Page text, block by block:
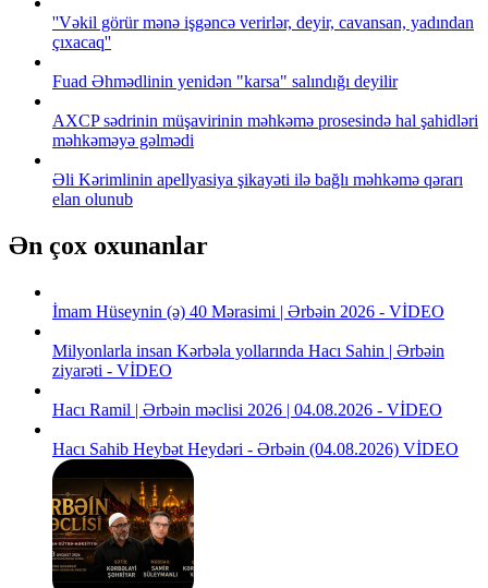
''Vəkil görür mənə işgəncə verirlər, deyir, cavansan, yadından
çıxacaq''
Fuad Əhmədlinin yenidən "karsa" salındığı deyilir
AXCP sədrinin müşavirinin məhkəmə prosesində hal şahidləri
məhkəməyə gəlmədi
Əli Kərimlinin apellyasiya şikayəti ilə bağlı məhkəmə qərarı
elan olunub
Ən çox oxunanlar
İmam Hüseynin (ə) 40 Mərasimi | Ərbəin 2026 - VİDEO
Milyonlarla insan Kərbəla yollarında Hacı Sahin | Ərbəin
ziyarəti - VİDEO
Hacı Ramil | Ərbəin məclisi 2026 | 04.08.2026 - VİDEO
Hacı Sahib Heybət Heydəri - Ərbəin (04.08.2026) VİDEO